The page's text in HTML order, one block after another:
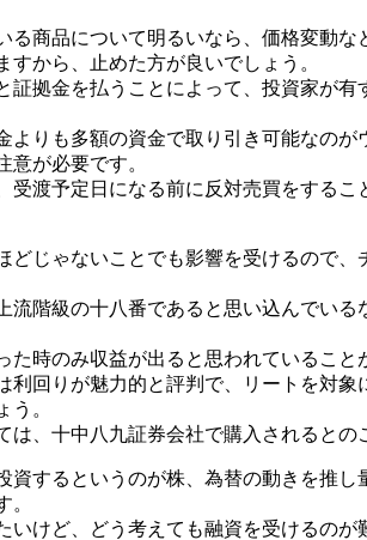
る商品について明るいなら、価格変動
すから、止めた方が良いでしょう。
証拠金を払うことによって、投資家が
よりも多額の資金で取り引き可能なの
意が必要です。
受渡予定日になる前に反対売買をする
どじゃないことでも影響を受けるので
流階級の十八番であると思い込んでい
た時のみ収益が出ると思われているこ
利回りが魅力的と評判で、リートを対
う。
は、十中八九証券会社で購入されると
資するというのが株、為替の動きを推
。
いけど、どう考えても融資を受けるの